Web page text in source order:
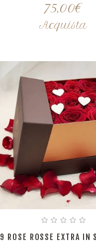
75,00€
Acquista
9 ROSE ROSSE EXTRA IN